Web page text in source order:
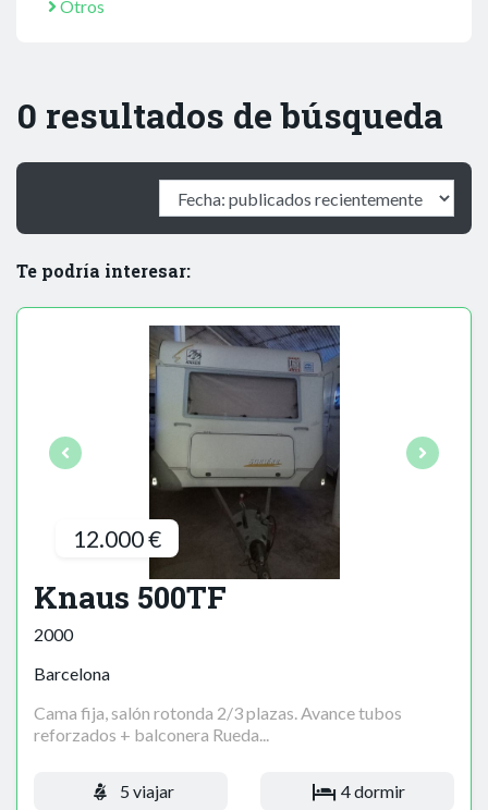
Otros
0 resultados de búsqueda
Te podría interesar:
12.000 €
Knaus 500TF
2000
Barcelona
Cama fija, salón rotonda 2/3 plazas. Avance tubos
reforzados + balconera Rueda...
5 viajar 4 dormir